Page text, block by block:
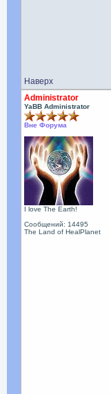
Наверх
Administrator
YaBB Administrator
Вне Форума
I love The Earth!
Сообщений: 14495
The Land of HealPlanet